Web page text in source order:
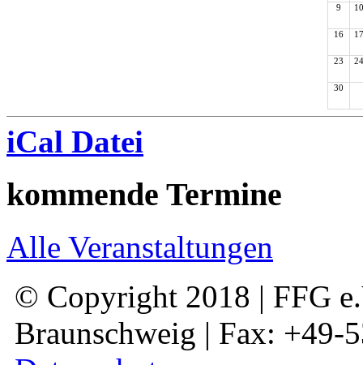
9 10
16 17
23 24
30
iCal Datei
kommende Termine
Alle Veranstaltungen
© Copyright 2018 | FFG
Braunschweig | Fax: +49-